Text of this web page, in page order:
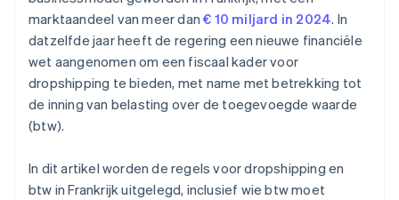
marktaandeel van meer dan€ 10 miljard in 2024. In
datzelfde jaar heeft de regering een nieuwe financiële
wet aangenomen om een fiscaal kader voor
dropshipping te bieden, met name met betrekking tot
de inning van belasting over de toegevoegde waarde
(btw).
In dit artikel worden de regels voor dropshipping en
btw in Frankrijk uitgelegd, inclusief wie btw moet